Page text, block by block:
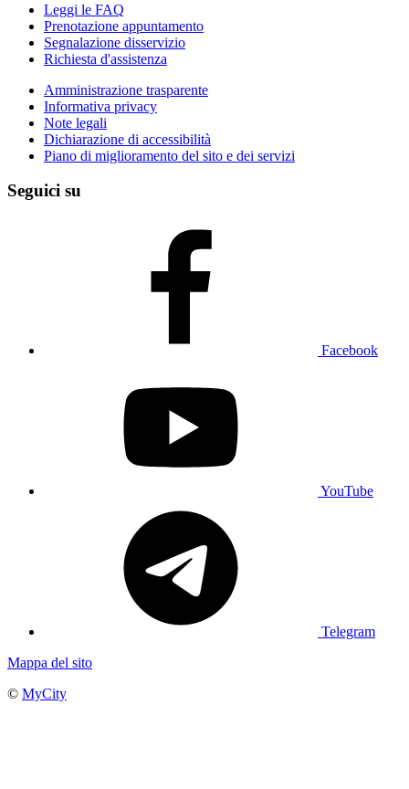
Leggi le FAQ
Prenotazione appuntamento
Segnalazione disservizio
Richiesta d'assistenza
Amministrazione trasparente
Informativa privacy
Note legali
Dichiarazione di accessibilità
Piano di miglioramento del sito e dei servizi
Seguici su
Facebook
YouTube
Telegram
Mappa del sito
© MyCity